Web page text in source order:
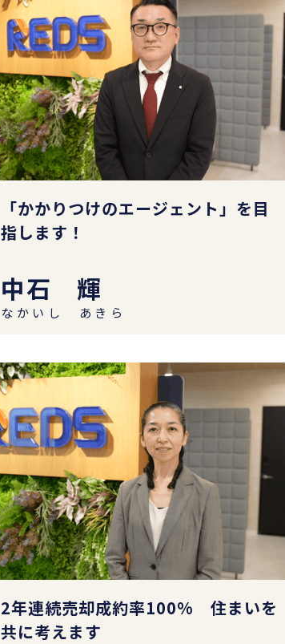
「かかりつけのエージェント」を目
指します！
中石 輝
なかいし あきら
2年連続売却成約率100% 住まいを
共に考えます